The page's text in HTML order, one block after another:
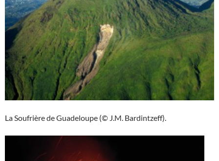
La Soufrière de Guadeloupe (© J.M. Bardintzeff).